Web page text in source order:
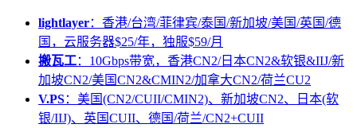
lightlayer：香港/台湾/菲律宾/泰国/新加坡/美国/英国/德
国，云服务器$25/年，独服$59/月
搬瓦工：10Gbps带宽，香港CN2/日本CN2&软银&IIJ/新
加坡CN2/美国CN2&CMIN2/加拿大CN2/荷兰CU2
V.PS：美国(CN2/CUII/CMIN2)、新加坡CN2、日本(软
银/IIJ)、英国CUII、德国/荷兰/CN2+CUII